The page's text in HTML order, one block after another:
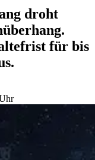
droht
für bis